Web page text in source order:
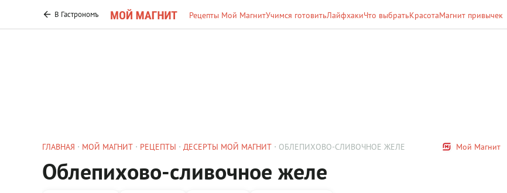
В Гастрономъ Рецепты Мой МагнитУчимся готовитьЛайфхакиЧто выбратьКрасотаМагнит привычек
ГЛАВНАЯ МОЙ МАГНИТ РЕЦЕПТЫ ДЕСЕРТЫ МОЙ МАГНИТ ОБЛЕПИХОВО-СЛИВОЧНОЕ ЖЕЛЕ Мой Магнит
Облепихово-сливочное желе